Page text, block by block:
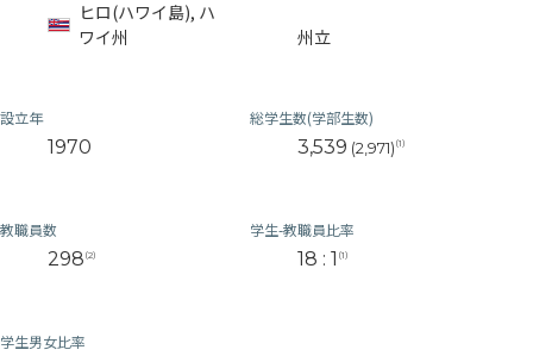
ヒロ(ハワイ島), ハ
ワイ州
州立
設立年
1970
総学生数(学部生数)
3,539 (2,971) (1)
教職員数
298 (2)
学生-教職員比率
18 : 1 (1)
学生男女比率